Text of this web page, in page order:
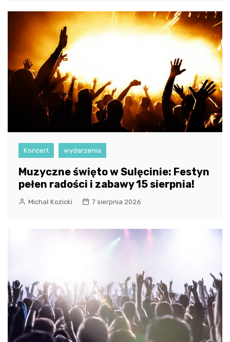
Koncert wydarzenia
Muzyczne święto w Sulęcinie: Festyn
pełen radości i zabawy 15 sierpnia!
Michał Kozicki 7 sierpnia 2026